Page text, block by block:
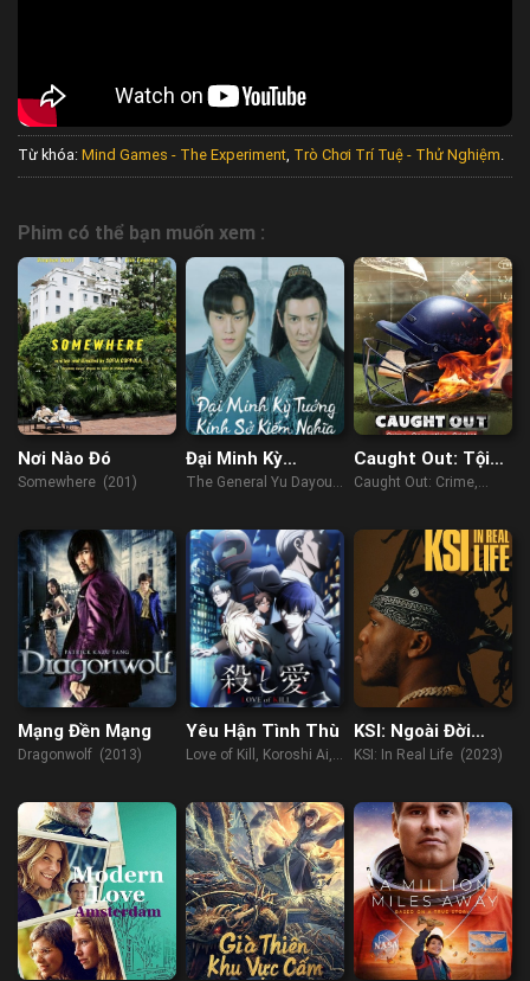
Từ khóa: Mind Games - The Experiment, Trò Chơi Trí Tuệ - Thử Nghiệm.
Phim có thể bạn muốn xem :
Nơi Nào Đó
Somewhere (201)
Đại Minh Kỳ
Tướng: Kinh Sở
The General Yu Dayou
Caught Out: Tội
Ác, Tham Nhũng,
Caught Out: Crime,
(2023)
Mạng Đền Mạng
Dragonwolf (2013)
Yêu Hận Tình Thù
Love of Kill, Koroshi Ai,
KSI: Ngoài Đời
Thực
KSI: In Real Life (2023)